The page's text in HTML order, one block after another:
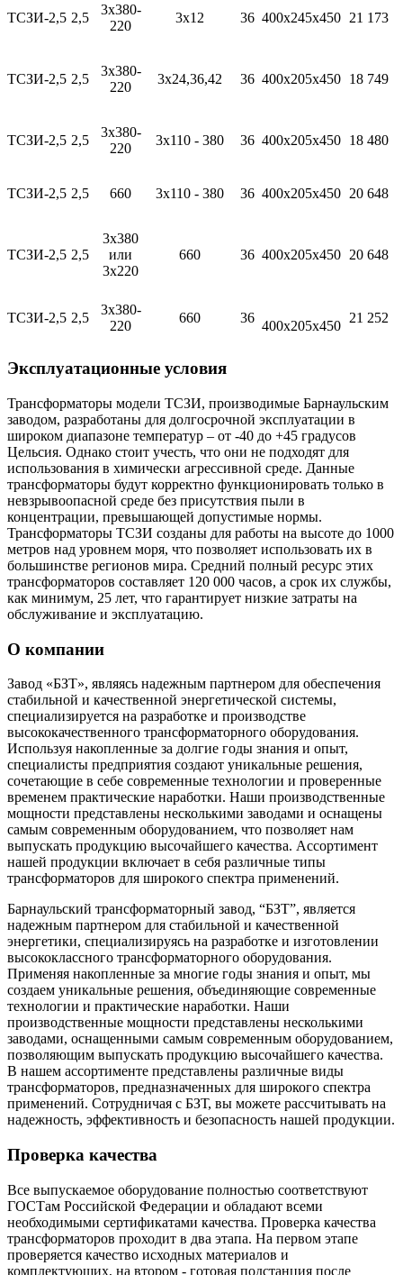
ТСЗИ-2,5 2,5
3х380-
220
3х12 36 400х245х450 21 173
ТСЗИ-2,5 2,5
3х380-
220
3х24,36,42 36 400х205х450 18 749
ТСЗИ-2,5 2,5
3х380-
220
3х110 - 380 36 400х205х450 18 480
ТСЗИ-2,5 2,5 660 3х110 - 380 36 400х205х450 20 648
ТСЗИ-2,5 2,5
3х380
или
3х220
660 36 400х205х450 20 648
ТСЗИ-2,5 2,5
3х380-
220
660 36
400х205х450
21 252
Эксплуатационные условия
Трансформаторы модели ТСЗИ, производимые Барнаульским
заводом, разработаны для долгосрочной эксплуатации в
широком диапазоне температур – от -40 до +45 градусов
Цельсия. Однако стоит учесть, что они не подходят для
использования в химически агрессивной среде. Данные
трансформаторы будут корректно функционировать только в
невзрывоопасной среде без присутствия пыли в
концентрации, превышающей допустимые нормы.
Трансформаторы ТСЗИ созданы для работы на высоте до 1000
метров над уровнем моря, что позволяет использовать их в
большинстве регионов мира. Средний полный ресурс этих
трансформаторов составляет 120 000 часов, а срок их службы,
как минимум, 25 лет, что гарантирует низкие затраты на
обслуживание и эксплуатацию.
О компании
Завод «БЗТ», являясь надежным партнером для обеспечения
стабильной и качественной энергетической системы,
специализируется на разработке и производстве
высококачественного трансформаторного оборудования.
Используя накопленные за долгие годы знания и опыт,
специалисты предприятия создают уникальные решения,
сочетающие в себе современные технологии и проверенные
временем практические наработки. Наши производственные
мощности представлены несколькими заводами и оснащены
самым современным оборудованием, что позволяет нам
выпускать продукцию высочайшего качества. Ассортимент
нашей продукции включает в себя различные типы
трансформаторов для широкого спектра применений.
Барнаульский трансформаторный завод, “БЗТ”, является
надежным партнером для стабильной и качественной
энергетики, специализируясь на разработке и изготовлении
высококлассного трансформаторного оборудования.
Применяя накопленные за многие годы знания и опыт, мы
создаем уникальные решения, объединяющие современные
технологии и практические наработки. Наши
производственные мощности представлены несколькими
заводами, оснащенными самым современным оборудованием,
позволяющим выпускать продукцию высочайшего качества.
В нашем ассортименте представлены различные виды
трансформаторов, предназначенных для широкого спектра
применений. Сотрудничая с БЗТ, вы можете рассчитывать на
надежность, эффективность и безопасность нашей продукции.
Проверка качества
Все выпускаемое оборудование полностью соответствуют
ГОСТам Российской Федерации и обладают всеми
необходимыми сертификатами качества. Проверка качества
трансформаторов проходит в два этапа. На первом этапе
проверяется качество исходных материалов и
комплектующих, на втором - готовая подстанция после